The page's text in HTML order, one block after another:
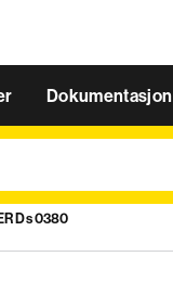
Dokumentasjon
Ds 0380